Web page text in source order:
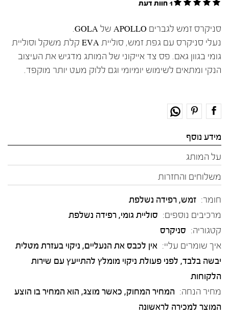
1 חוות דעת
סניקרס זמש לגברים APOLLO של GOLA.
נעלי סניקרס עם גפת זמש, סוליית EVA קלת משקל וסוליית
גומי בגוון גאם. פס צד אייקוני של המותג מדגיש את העיצוב
הנקי ומתאים לשימוש יומיומי וגם ללוק מעט יותר מוקפד.
מידע נוסף
על המותג
משלוחים והחזרות
חומר: זמש, רפידה נשלפת
מרכיבים נוספים: סוליית גומי, רפידה נשלפת
קטגוריה: סניקרס
איך שומרים עליי: אין לכבס את הנעליים, ניקוי בעזרת מטלית
יבשה בלבד, לפני פעולת ניקוי מומלץ להתייעץ עם שירות
הלקוחות
מחיר הנחה: המחיר המחוק, כאשר מוצג, הוא המחיר בו הוצע
המוצר למכירה לראשונה